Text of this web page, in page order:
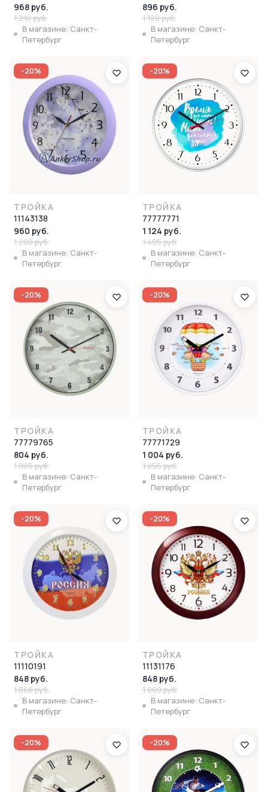
968 руб.
1 210 руб.
В магазине: Санкт-
Петербург
896 руб.
1 120 руб.
В магазине: Санкт-
Петербург
-20%
ТРОЙКА
11143138
960 руб.
1 200 руб.
В магазине: Санкт-
Петербург
-20%
ТРОЙКА
77777771
1 124 руб.
1 405 руб.
В магазине: Санкт-
Петербург
-20%
ТРОЙКА
77779765
804 руб.
1 005 руб.
В магазине: Санкт-
Петербург
-20%
ТРОЙКА
77771729
1 004 руб.
1 255 руб.
В магазине: Санкт-
Петербург
-20%
ТРОЙКА
11110191
848 руб.
1 060 руб.
В магазине: Санкт-
Петербург
-20%
ТРОЙКА
11131176
848 руб.
1 060 руб.
В магазине: Санкт-
Петербург
-20% -20%